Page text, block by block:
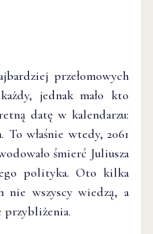
przełomowych
jednak mało kto
datę w kalendarzu:
właśnie wtedy, 2061
śmierć Juliusza
polityka. Oto kilka
wszyscy wiedzą, a
przybliżenia.